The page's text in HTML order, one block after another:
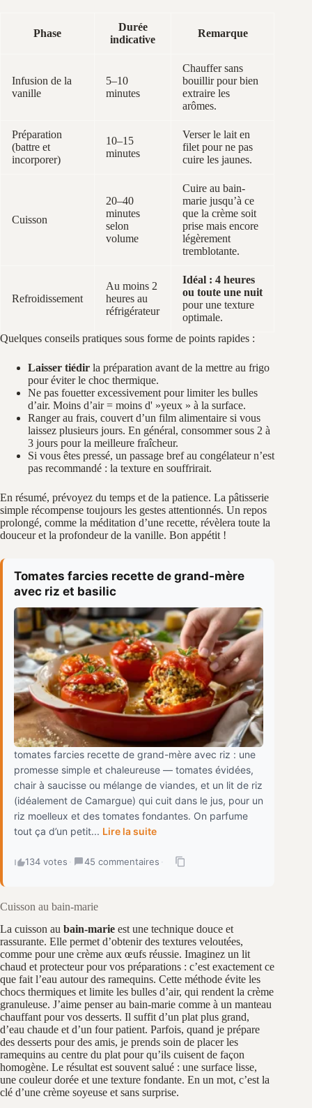
Phase
Durée
indicative
Remarque
Infusion de la
vanille
5–10
minutes
Chauffer sans
bouillir pour bien
extraire les
arômes.
Préparation
(battre et
incorporer)
10–15
minutes
Verser le lait en
filet pour ne pas
cuire les jaunes.
Cuisson
20–40
minutes
selon
volume
Cuire au bain-
marie jusqu’à ce
que la crème soit
prise mais encore
légèrement
tremblotante.
Refroidissement
Au moins 2
heures au
réfrigérateur
Idéal : 4 heures
ou toute une nuit
pour une texture
optimale.
Quelques conseils pratiques sous forme de points rapides :
Laisser tiédir la préparation avant de la mettre au frigo
pour éviter le choc thermique.
Ne pas fouetter excessivement pour limiter les bulles
d’air. Moins d’air = moins d' »yeux » à la surface.
Ranger au frais, couvert d’un film alimentaire si vous
laissez plusieurs jours. En général, consommer sous 2 à
3 jours pour la meilleure fraîcheur.
Si vous êtes pressé, un passage bref au congélateur n’est
pas recommandé : la texture en souffrirait.
En résumé, prévoyez du temps et de la patience. La pâtisserie
simple récompense toujours les gestes attentionnés. Un repos
prolongé, comme la méditation d’une recette, révèlera toute la
douceur et la profondeur de la vanille. Bon appétit !
Tomates farcies recette de grand-mère
avec riz et basilic
tomates farcies recette de grand-mère avec riz : une
promesse simple et chaleureuse — tomates évidées,
chair à saucisse ou mélange de viandes, et un lit de riz
(idéalement de Camargue) qui cuit dans le jus, pour un
riz moelleux et des tomates fondantes. On parfume
tout ça d’un petit... Lire la suite
134 votes · 45 commentaires ·
Cuisson au bain-marie
La cuisson au bain-marie est une technique douce et
rassurante. Elle permet d’obtenir des textures veloutées,
comme pour une crème aux œufs réussie. Imaginez un lit
chaud et protecteur pour vos préparations : c’est exactement ce
que fait l’eau autour des ramequins. Cette méthode évite les
chocs thermiques et limite les bulles d’air, qui rendent la crème
granuleuse. J’aime penser au bain-marie comme à un manteau
chauffant pour vos desserts. Il suffit d’un plat plus grand,
d’eau chaude et d’un four patient. Parfois, quand je prépare
des desserts pour des amis, je prends soin de placer les
ramequins au centre du plat pour qu’ils cuisent de façon
homogène. Le résultat est souvent salué : une surface lisse,
une couleur dorée et une texture fondante. En un mot, c’est la
clé d’une crème soyeuse et sans surprise.